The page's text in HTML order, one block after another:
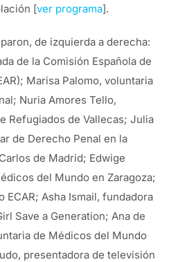
[ver programa].
de izquierda a derecha:
de la Comisión Española de
Marisa Palomo, voluntaria
Nuria Amores Tello,
Refugiados de Vallecas; Julia
de Derecho Penal en la
de Madrid; Edwige
del Mundo en Zaragoza;
ECAR; Asha Ismail, fundadora
Save a Generation; Ana de
de Médicos del Mundo
presentadora de televisión